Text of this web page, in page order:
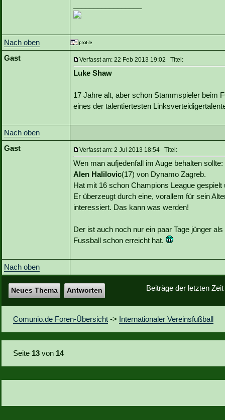
Nach oben
Gast
Verfasst am: 22 Feb 2013 19:02 Titel:
Luke Shaw
17 Jahre alt, aber schon Stammspieler beim
eines der talentiertesten
Nach oben
Gast
Verfasst am: 2 Jul 2013 18:54 Titel:
Wen man aufjedenfall im Auge behalten sollte:
Alen Halilovic(17) von Dynamo Zagreb.
Hat mit 16 schon Champions League
Er überzeugt durch eine, vorallem für sein
interessiert. Das kann was werden!
Der ist auch noch nur ein paar Tage jünger
Fussball schon erreicht hat.
Nach oben
Beiträge der letzten
Neues Thema Antworten
Comunio.de Foren-Übersicht -> Internationaler Vereinsfußball
Seite 13 von 14